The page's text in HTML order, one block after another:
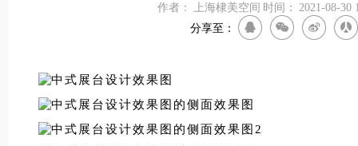
作者： 上海棣美空间 时间：
2021-08-30
分享至：